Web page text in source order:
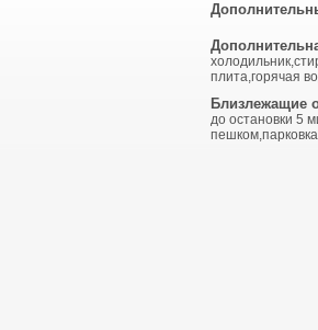
плита,горячая
Близлежащие
до остановки 5